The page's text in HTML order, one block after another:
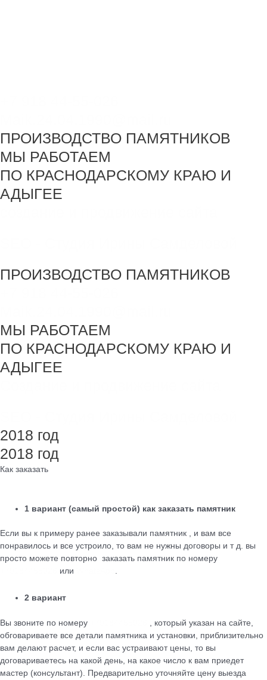
ПРОИЗВОДСТВО ПАМЯТНИКОВ
МЫ РАБОТАЕМ
ПО КРАСНОДАРСКОМУ КРАЮ И
АДЫГЕЕ
ПРОИЗВОДСТВО ПАМЯТНИКОВ
МЫ РАБОТАЕМ
ПО КРАСНОДАРСКОМУ КРАЮ И
АДЫГЕЕ
2018 год
2018 год
Как заказать
1 вариант (самый простой) как заказать памятник
Если вы к примеру ранее заказывали памятник , и вам все
понравилось и все устроило, то вам не нужны договоры и т д. вы
просто можете повторно заказать памятник по номеру
или .
2 вариант
Вы звоните по номеру
, который указан на сайте,
обговариваете все детали памятника и установки, приблизительно
вам делают расчет, и если вас устраивают цены, то вы
договариваетесь на какой день, на какое число к вам приедет
мастер (консультант). Предварительно уточняйте цену выезда